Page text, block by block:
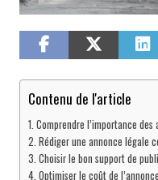
Contenu de l'article
Comprendre l’importance des
Rédiger une annonce légale
Choisir le bon support de
Optimiser le coût de